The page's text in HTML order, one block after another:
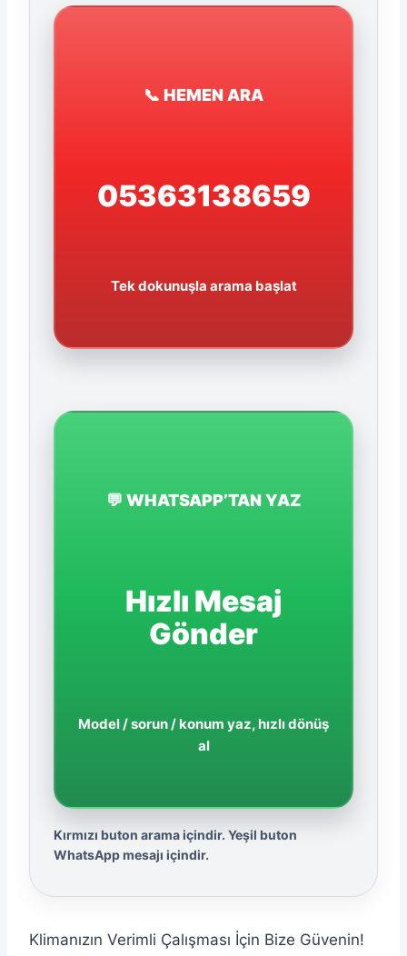
📞 HEMEN ARA
05363138659
Tek dokunuşla arama başlat
💬 WHATSAPP’TAN YAZ
Hızlı Mesaj
Gönder
Model / sorun / konum yaz, hızlı dönüş
al
Kırmızı buton arama içindir. Yeşil buton
WhatsApp mesajı içindir.
Klimanızın Verimli Çalışması İçin Bize Güvenin!